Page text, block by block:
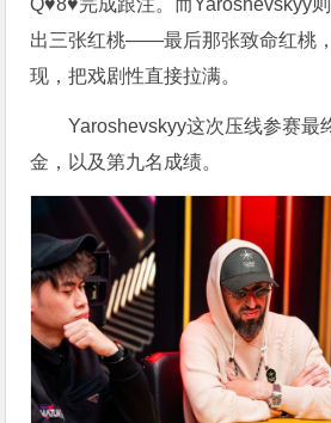
Q♥8♥完成跟注。而Yaroshevskyy
出三张红桃——最后那张致命红桃
现，把戏剧性直接拉满。
Yaroshevskyy这次压线参赛最
金，以及第九名成绩。